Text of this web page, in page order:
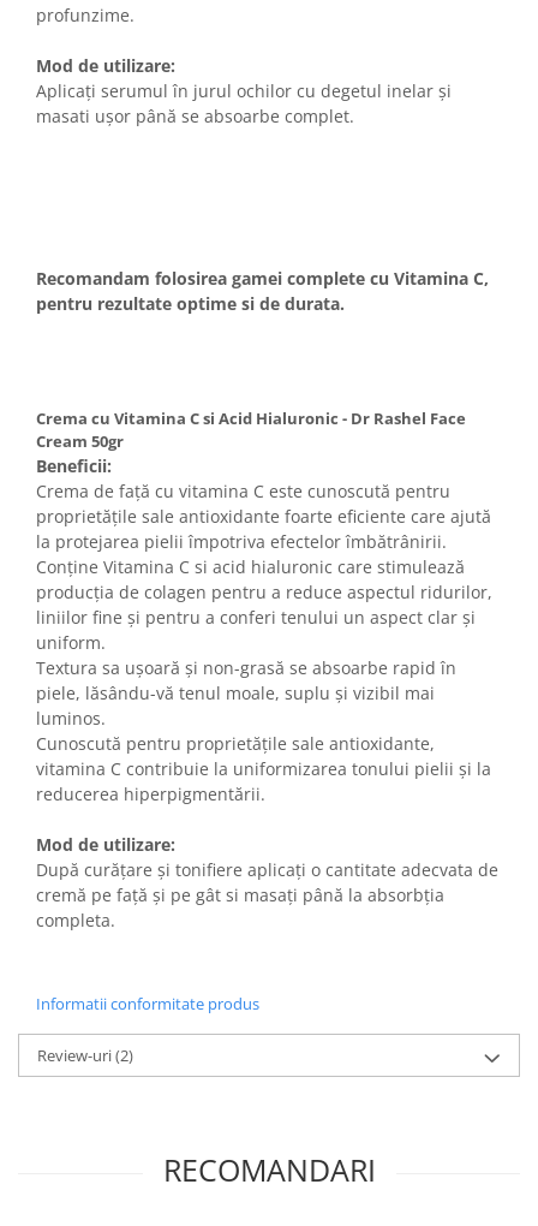
profunzime.
Mod de utilizare:
Aplicați serumul în jurul ochilor cu degetul inelar și
masati ușor până se absoarbe complet.
Recomandam folosirea gamei complete cu Vitamina C,
pentru rezultate optime si de durata.
Crema cu Vitamina C si Acid Hialuronic - Dr Rashel Face
Cream 50gr
Beneficii:
Crema de față cu vitamina C este cunoscută pentru
proprietățile sale antioxidante foarte eficiente care ajută
la protejarea pielii împotriva efectelor îmbătrânirii.
Conține Vitamina C si acid hialuronic care stimulează
producția de colagen pentru a reduce aspectul ridurilor,
liniilor fine și pentru a conferi tenului un aspect clar și
uniform.
Textura sa ușoară și non-grasă se absoarbe rapid în
piele, lăsându-vă tenul moale, suplu și vizibil mai
luminos.
Cunoscută pentru proprietățile sale antioxidante,
vitamina C contribuie la uniformizarea tonului pielii și la
reducerea hiperpigmentării.
Mod de utilizare:
După curățare și tonifiere aplicați o cantitate adecvata de
cremă pe față și pe gât si masați până la absorbția
completa.
Informatii conformitate produs
Review-uri(2)
RECOMANDARI